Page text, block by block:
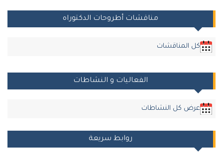
مناقشات أطروحات الدكتوراه
كل المناقشات
الفعاليات و النشاطات
عرض كل النشاطات
روابط سريعة